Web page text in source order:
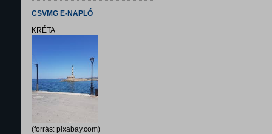
CSVMG E-NAPLÓ
KRÉTA
(forrás: pixabay.com)